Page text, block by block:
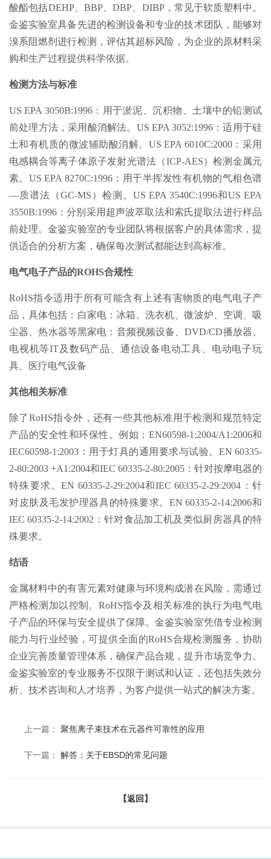
酸酯包括DEHP、BBP、DBP、DIBP，常见于软质塑料中。
金鉴实验室具备先进的检测设备和专业的技术团队，能够对
溴系阻燃剂进行检测，评估其超标风险，为企业的原材料采
购和生产过程提供科学依据。
检测方法与标准
US EPA 3050B:1996：用于淤泥、沉积物、土壤中的铅测试
前处理方法，采用酸消解法。US EPA 3052:1996：适用于硅
土和有机质的微波辅助酸消解。US EPA 6010C:2000：采用
电感耦合等离子体原子发射光谱法（ICP-AES）检测金属元
素。US EPA 8270C:1996：用于半挥发性有机物的气相色谱
—质谱法（GC-MS）检测。US EPA 3540C:1996和US EPA
3550B:1996：分别采用超声波萃取法和索氏提取法进行样品
前处理。金鉴实验室的专业团队将根据客户的具体需求，提
供适合的分析方案，确保每次测试都能达到高标准。
电气电子产品的ROHS合规性
RoHS指令适用于所有可能含有上述有害物质的电气电子产
品，具体包括：白家电：冰箱、洗衣机、微波炉、空调、吸
尘器、热水器等黑家电：音频视频设备、DVD/CD播放器、
电视机等IT及数码产品、通信设备电动工具、电动电子玩
具、医疗电气设备
其他相关标准
除了RoHS指令外，还有一些其他标准用于检测和规范特定
产品的安全性和环保性。例如：EN60598-1:2004/A1:2006和
IEC60598-1:2003：用于灯具的通用要求与试验。EN 60335-
2-80:2003 +A1:2004和IEC 60335-2-80:2005：针对按摩电器的
特殊要求。EN 60335-2-29:2004和IEC 60335-2-29:2004：针
对皮肤及毛发护理器具的特殊要求。EN 60335-2-14:2006和
IEC 60335-2-14:2002：针对食品加工机及类似厨房器具的特
殊要求。
结语
金属材料中的有害元素对健康与环境构成潜在风险，需通过
严格检测加以控制。RoHS指令及相关标准的执行为电气电
子产品的环保与安全提供了保障。金鉴实验室凭借专业检测
能力与行业经验，可提供全面的RoHS合规检测服务，协助
企业完善质量管理体系，确保产品合规，提升市场竞争力。
金鉴实验室的专业服务不仅限于测试和认证，还包括失效分
析、技术咨询和人才培养，为客户提供一站式的解决方案。
上一篇： 聚焦离子束技术在元器件可靠性的应用
下一篇： 解答：关于EBSD的常见问题
【返回】